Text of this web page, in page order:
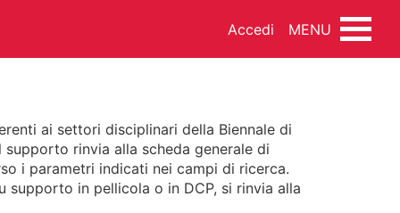
Accedi MENU
DANZA
MUSICA
ai settori disciplinari della Biennale di
rinvia alla scheda generale di
i parametri indicati nei campi di ricerca.
supporto in pellicola o in DCP, si rinvia alla